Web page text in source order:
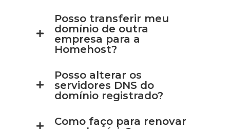
Posso transferir meu
domínio de outra
empresa para a
Homehost?
Posso alterar os
servidores DNS do
domínio registrado?
Como faço para renovar